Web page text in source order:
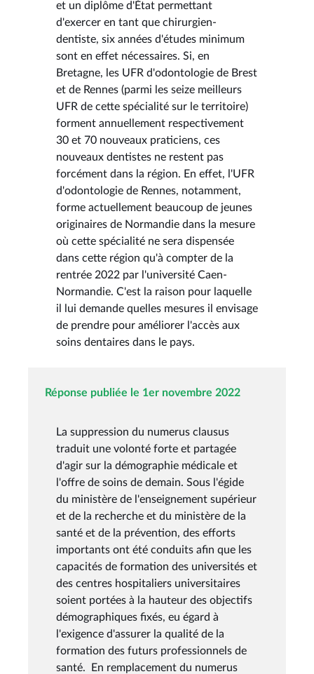
et un diplôme d'État permettant
d'exercer en tant que chirurgien-
dentiste, six années d'études minimum
sont en effet nécessaires. Si, en
Bretagne, les UFR d'odontologie de Brest
et de Rennes (parmi les seize meilleurs
UFR de cette spécialité sur le territoire)
forment annuellement respectivement
30 et 70 nouveaux praticiens, ces
nouveaux dentistes ne restent pas
forcément dans la région. En effet, l'UFR
d'odontologie de Rennes, notamment,
forme actuellement beaucoup de jeunes
originaires de Normandie dans la mesure
où cette spécialité ne sera dispensée
dans cette région qu'à compter de la
rentrée 2022 par l'université Caen-
Normandie. C'est la raison pour laquelle
il lui demande quelles mesures il envisage
de prendre pour améliorer l'accès aux
soins dentaires dans le pays.
Réponse publiée le 1er novembre 2022
La suppression du numerus clausus
traduit une volonté forte et partagée
d'agir sur la démographie médicale et
l'offre de soins de demain. Sous l'égide
du ministère de l'enseignement supérieur
et de la recherche et du ministère de la
santé et de la prévention, des efforts
importants ont été conduits afin que les
capacités de formation des universités et
des centres hospitaliers universitaires
soient portées à la hauteur des objectifs
démographiques fixés, eu égard à
l'exigence d'assurer la qualité de la
formation des futurs professionnels de
santé. En remplacement du numerus